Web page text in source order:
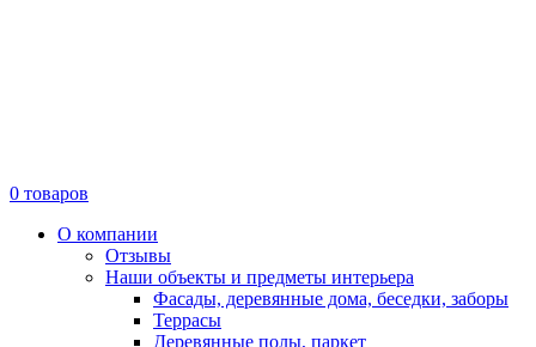
0 товаров
О компании
Отзывы
Наши объекты и предметы интерьера
Фасады, деревянные дома, беседки, заборы
Террасы
Деревянные полы, паркет